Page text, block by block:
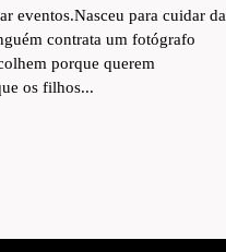
eventos.Nasceu para cuidar da
contrata um fotógrafo
porque querem
os filhos...